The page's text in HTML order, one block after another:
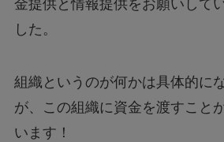
金提供と情報提供をお願いして
した。
組織というのが何かは具体的に
が、この組織に資金を渡すこと
います！